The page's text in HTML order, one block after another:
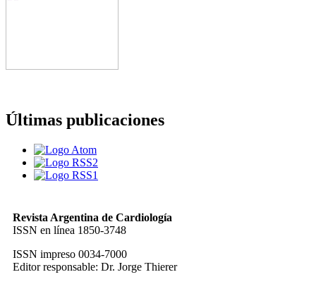
Últimas publicaciones
Revista Argentina de Cardiología
ISSN en línea 1850-3748
ISSN impreso 0034-7000
Editor responsable: Dr. Jorge Thierer